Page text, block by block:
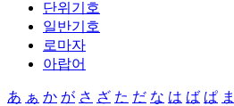
단위기호
일반기호
로마자
아랍어
あ ぁ か が さ ざ た だ な は ば ぱ ま